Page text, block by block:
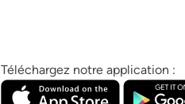
Téléchargez notre application :